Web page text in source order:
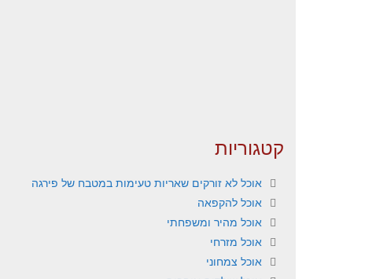
קטגוריות
אוכל לא זורקים שאריות טעימות במטבח של פירגה
אוכל להקפאה
אוכל מהיר ומשפחתי
אוכל מזרחי
אוכל צמחוני